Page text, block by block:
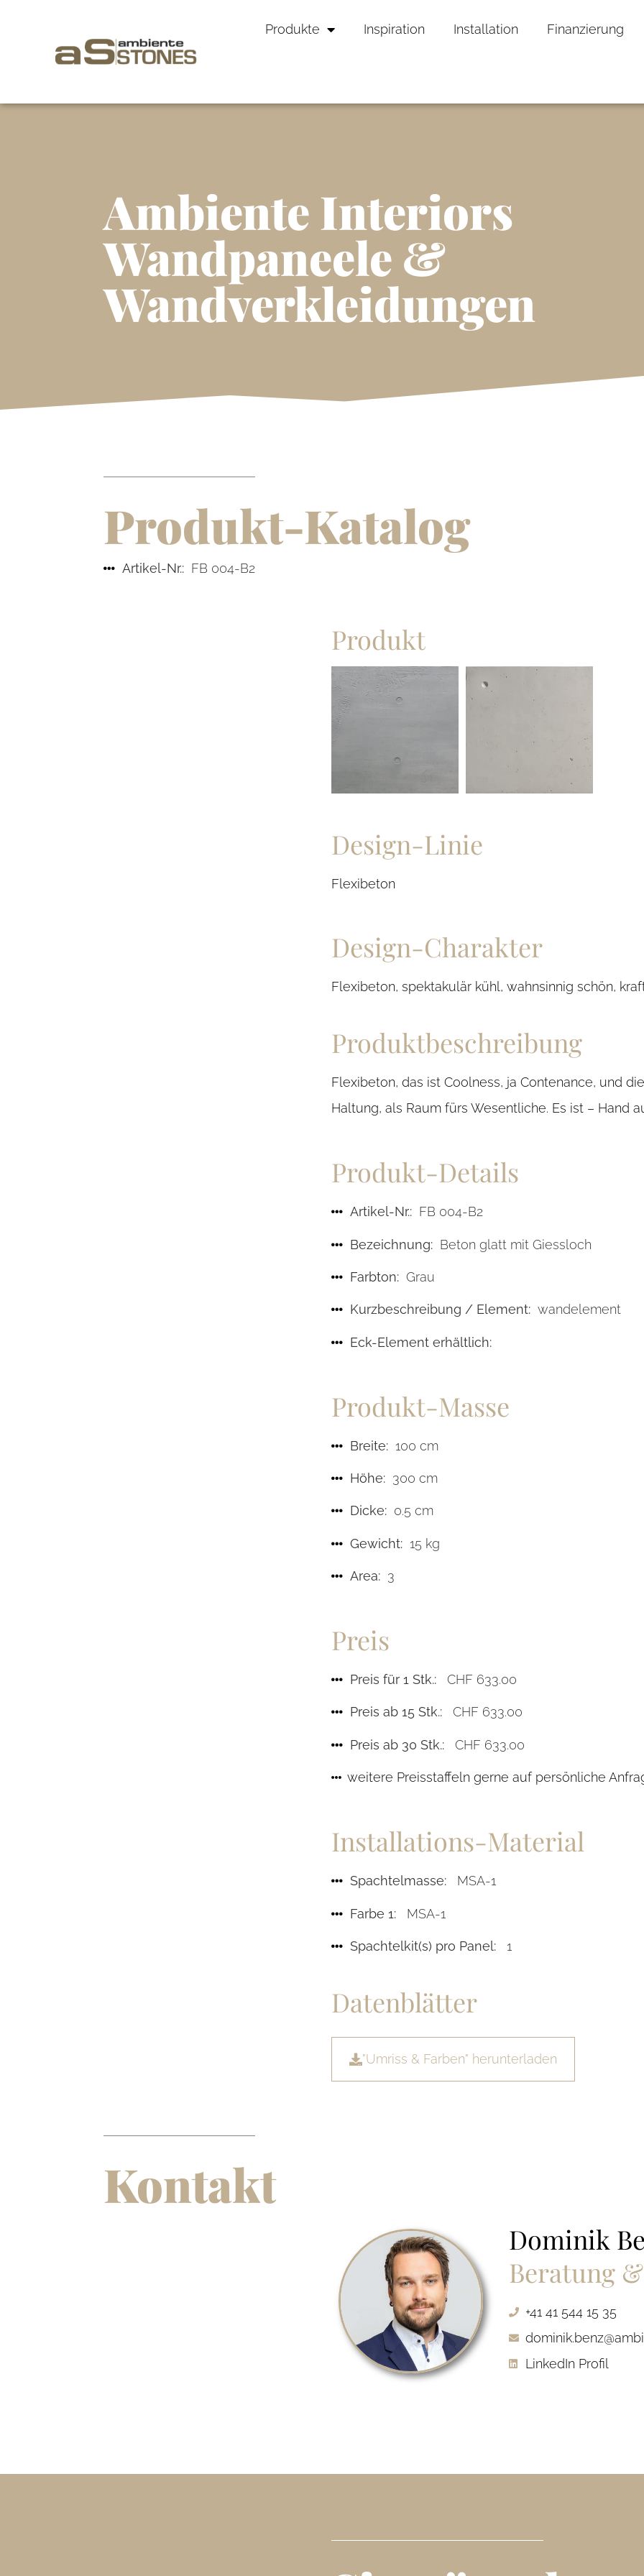
Produkte Inspiration Installation Finanzierung
Ambiente Interiors
Wandpaneele &
Wandverkleidungen
Produkt-Katalog
Artikel-Nr.: FB 004-B2
Produkt
Design-Linie
Flexibeton
Design-Charakter
Flexibeton, spektakulär kühl, wahnsinnig schön,
Produktbeschreibung
Flexibeton, das ist Coolness, ja Contenance, und
Haltung, als Raum fürs Wesentliche. Es ist – Hand
Produkt-Details
Artikel-Nr.:FB 004-B2
Bezeichnung:Beton glatt mit Giessloch
Farbton:Grau
Kurzbeschreibung / Element:wandelement
Eck-Element erhältlich:
Produkt-Masse
Breite:100 cm
Höhe:300 cm
Dicke:0.5 cm
Gewicht:15 kg
Area:3
Preis
Preis für 1 Stk.:CHF 633.00
Preis ab 15 Stk.:CHF 633.00
Preis ab 30 Stk.:CHF 633.00
weitere Preisstaffeln gerne auf persönliche
Installations-Material
Spachtelmasse:MSA-1
Farbe 1:MSA-1
Spachtelkit(s) pro Panel:1
Datenblätter
"Umriss & Farben" herunterladen
Kontakt
Dominik
Beratung
+41 41 544 15 35
LinkedIn Profil